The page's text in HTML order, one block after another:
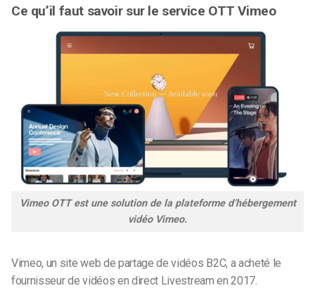
Ce qu’il faut savoir sur le service OTT Vimeo
Vimeo OTT est une solution de la plateforme d’hébergement
vidéo Vimeo.
Vimeo, un site web de partage de vidéos B2C, a acheté le
fournisseur de vidéos en direct Livestream en 2017.